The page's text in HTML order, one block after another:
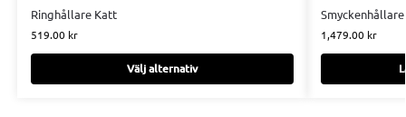
Ringhållare Katt
519.00 kr
Välj alternativ
1,479.00 kr